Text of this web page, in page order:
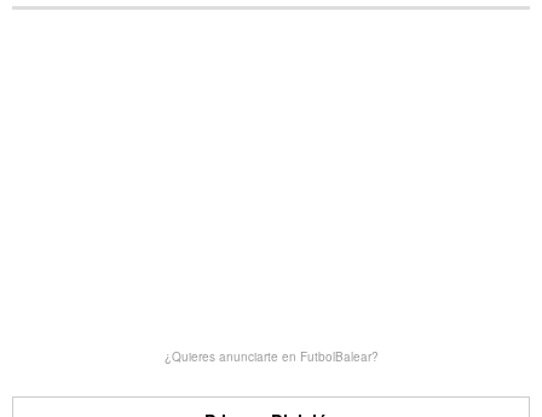
¿Quieres anunciarte en FutbolBalear?